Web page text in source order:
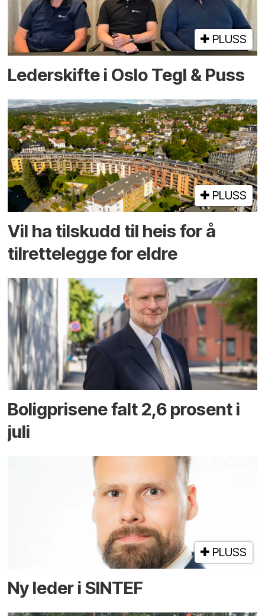
PLUSS
Lederskifte i Oslo Tegl & Puss
PLUSS
Vil ha tilskudd til heis for å
tilrettelegge for eldre
Boligprisene falt 2,6 prosent i
juli
PLUSS
Ny leder i SINTEF